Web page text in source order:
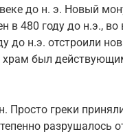
до н. э. Новый
в 480 году до н.э.,
до н.э. отстроили
был
греки
разрушалось